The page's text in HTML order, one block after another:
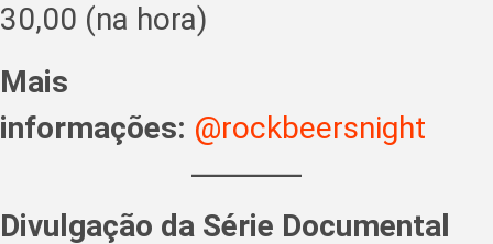
30,00 (na hora)
Mais
informações: @rockbeersnight
Divulgação da Série Documental